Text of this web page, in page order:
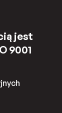
jest
9001